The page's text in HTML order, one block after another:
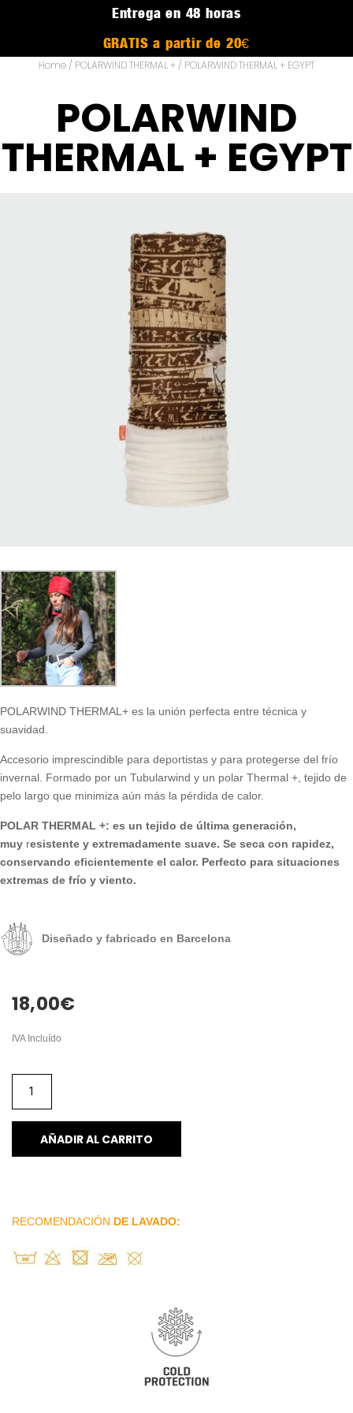
Entrega en 48 horas
GRATIS a partir de 20€
Home / POLARWIND THERMAL + / POLARWIND THERMAL + EGYPT
POLARWIND
THERMAL + EGYPT
POLARWIND THERMAL+ es la unión perfecta entre técnica y
suavidad.
Accesorio imprescindible para deportistas y para protegerse del frío
invernal. Formado por un Tubularwind y un polar Thermal +, tejido de
pelo largo que minimiza aún más la pérdida de calor.
POLAR THERMAL +: es un tejido de última generación,
muy resistente y extremadamente suave. Se seca con rapidez,
conservando eficientemente el calor. Perfecto para situaciones
extremas de frío y viento.
Diseñado y fabricado en Barcelona
18,00€
IVA Incluído
AÑADIR AL CARRITO
RECOMENDACIÓN DE LAVADO: